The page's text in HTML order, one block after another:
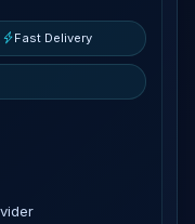
Fast Delivery